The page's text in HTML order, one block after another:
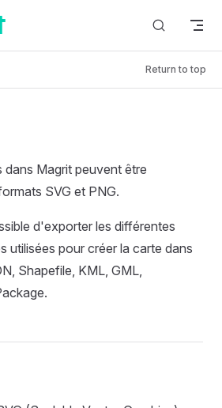
Return to top
dans Magrit peuvent être
SVG et PNG.
d'exporter les différentes
utilisées pour créer la carte dans
Shapefile, KML, GML,